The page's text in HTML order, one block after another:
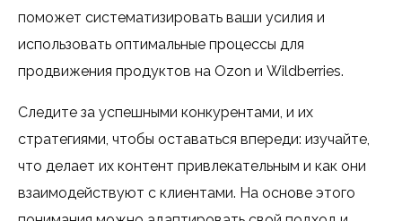
поможет систематизировать ваши усилия и
использовать оптимальные процессы для
продвижения продуктов на Ozon и Wildberries.
Следите за успешными конкурентами, и их
стратегиями, чтобы оставаться впереди: изучайте,
что делает их контент привлекательным и как они
взаимодействуют с клиентами. На основе этого